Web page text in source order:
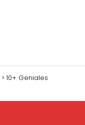
10+ Geniales